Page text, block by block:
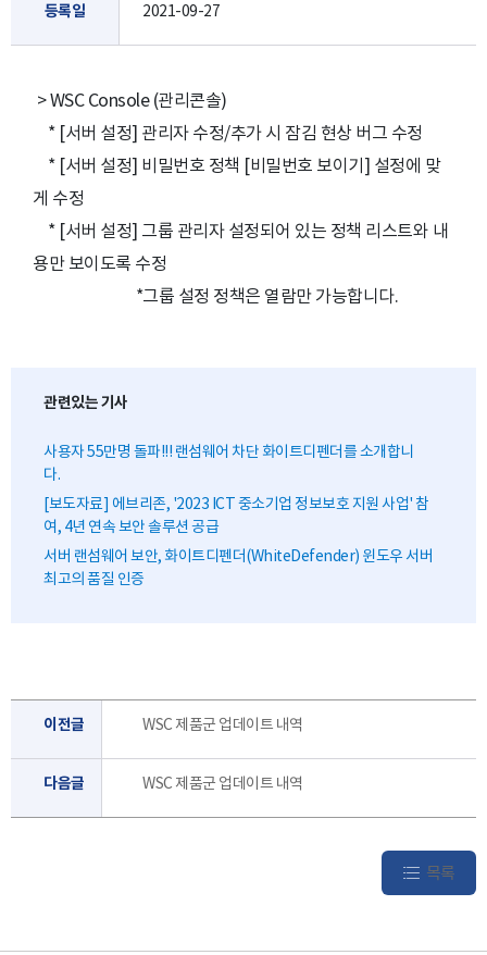
등록일 2021-09-27
> WSC Console (관리콘솔)
* [서버 설정] 관리자 수정/추가 시 잠김 현상 버그 수정
* [서버 설정] 비밀번호 정책 [비밀번호 보이기] 설정에 맞
게 수정
* [서버 설정] 그룹 관리자 설정되어 있는 정책 리스트와 내
용만 보이도록 수정
*그룹 설정 정책은 열람만 가능합니다.
관련있는 기사
사용자 55만명 돌파!!! 랜섬웨어 차단 화이트디펜더를 소개합니
다.
[보도자료] 에브리존, '2023 ICT 중소기업 정보보호 지원 사업' 참
여, 4년 연속 보안 솔루션 공급
서버 랜섬웨어 보안, 화이트디펜더(WhiteDefender) 윈도우 서버
최고의 품질 인증
이전글 WSC 제품군 업데이트 내역
다음글 WSC 제품군 업데이트 내역
목록